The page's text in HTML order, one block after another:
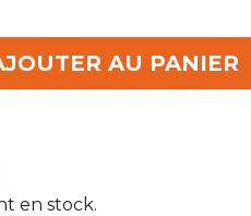
AU PANIER
en stock.